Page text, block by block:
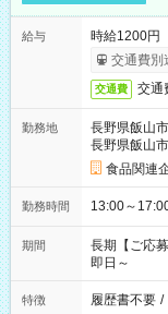
給与
時給1200円
交通費別
交通費 交通
勤務地
長野県飯山市
長野県飯山市
食品関連
勤務時間
期間
長期【ご応
即日～
特徴 履歴書不要 /